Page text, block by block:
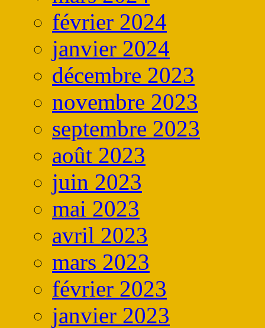
février 2024
janvier 2024
décembre 2023
novembre 2023
septembre 2023
août 2023
juin 2023
mai 2023
avril 2023
mars 2023
février 2023
janvier 2023